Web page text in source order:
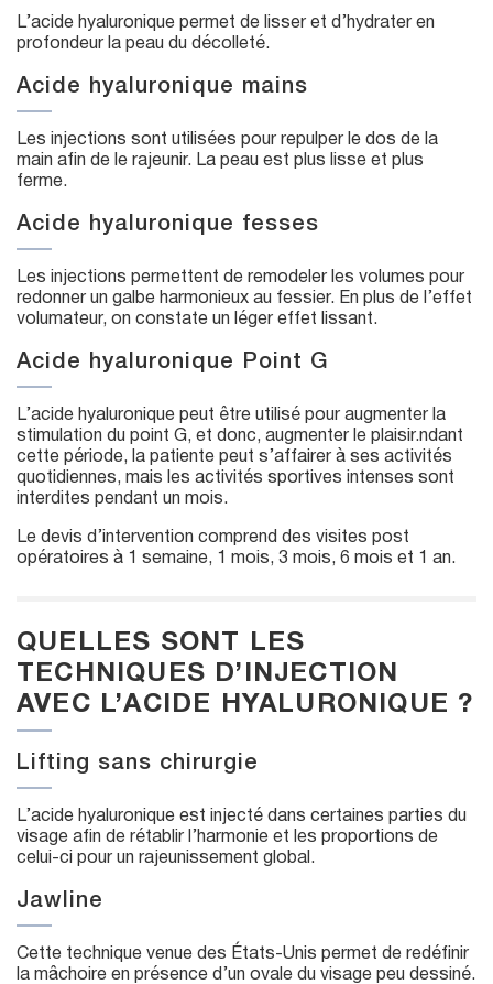
L’acide hyaluronique permet de lisser et d’hydrater en
profondeur la peau du décolleté.
Acide hyaluronique mains
Les injections sont utilisées pour repulper le dos de la
main afin de le rajeunir. La peau est plus lisse et plus
ferme.
Acide hyaluronique fesses
Les injections permettent de remodeler les volumes pour
redonner un galbe harmonieux au fessier. En plus de l’effet
volumateur, on constate un léger effet lissant.
Acide hyaluronique Point G
L’acide hyaluronique peut être utilisé pour augmenter la
stimulation du point G, et donc, augmenter le plaisir.ndant
cette période, la patiente peut s’affairer à ses activités
quotidiennes, mais les activités sportives intenses sont
interdites pendant un mois.
Le devis d’intervention comprend des visites post
opératoires à 1 semaine, 1 mois, 3 mois, 6 mois et 1 an.
QUELLES SONT LES
TECHNIQUES D’INJECTION
AVEC L’ACIDE HYALURONIQUE ?
Lifting sans chirurgie
L’acide hyaluronique est injecté dans certaines parties du
visage afin de rétablir l’harmonie et les proportions de
celui-ci pour un rajeunissement global.
Jawline
Cette technique venue des États-Unis permet de redéfinir
la mâchoire en présence d’un ovale du visage peu dessiné.